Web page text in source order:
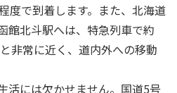
度で到着します。また、北海道
館北斗駅へは、特急列車で約
非常に近く、道内外への移動
活には欠かせません。国道5号